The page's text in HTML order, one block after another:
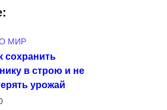
МИР
сохранить
в строю и не
урожай